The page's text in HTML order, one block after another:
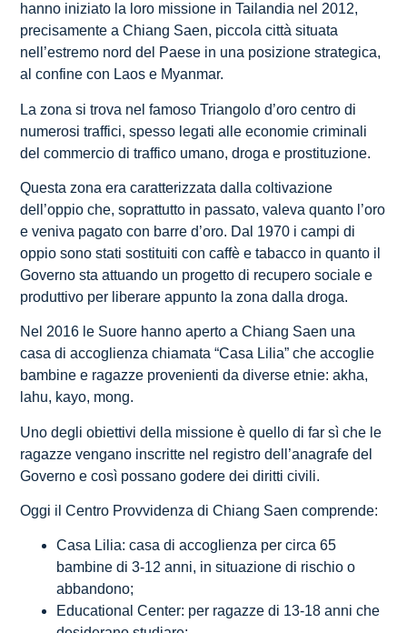
hanno iniziato la loro missione in Tailandia nel 2012,
precisamente a Chiang Saen, piccola città situata
nell’estremo nord del Paese in una posizione strategica,
al confine con Laos e Myanmar.
La zona si trova nel famoso Triangolo d’oro centro di
numerosi traffici, spesso legati alle economie criminali
del commercio di traffico umano, droga e prostituzione.
Questa zona era caratterizzata dalla coltivazione
dell’oppio che, soprattutto in passato, valeva quanto l’oro
e veniva pagato con barre d’oro. Dal 1970 i campi di
oppio sono stati sostituiti con caffè e tabacco in quanto il
Governo sta attuando un progetto di recupero sociale e
produttivo per liberare appunto la zona dalla droga.
Nel 2016 le Suore hanno aperto a Chiang Saen una
casa di accoglienza chiamata “Casa Lilia” che accoglie
bambine e ragazze provenienti da diverse etnie: akha,
lahu, kayo, mong.
Uno degli obiettivi della missione è quello di far sì che le
ragazze vengano inscritte nel registro dell’anagrafe del
Governo e così possano godere dei diritti civili.
Oggi il Centro Provvidenza di Chiang Saen comprende:
Casa Lilia: casa di accoglienza per circa 65
bambine di 3-12 anni, in situazione di rischio o
abbandono;
Educational Center: per ragazze di 13-18 anni che